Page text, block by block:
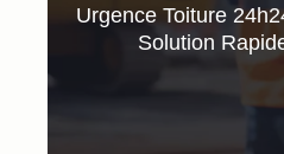
Urgence Toiture
Solution